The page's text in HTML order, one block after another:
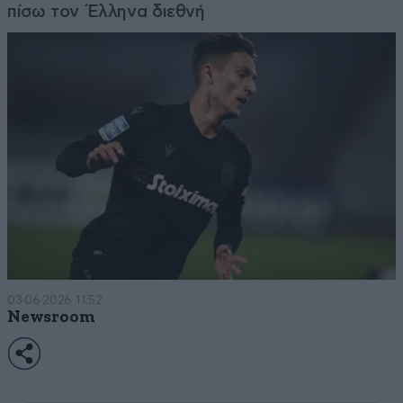
πίσω τον Έλληνα διεθνή
03·06·2026 11:52
Newsroom